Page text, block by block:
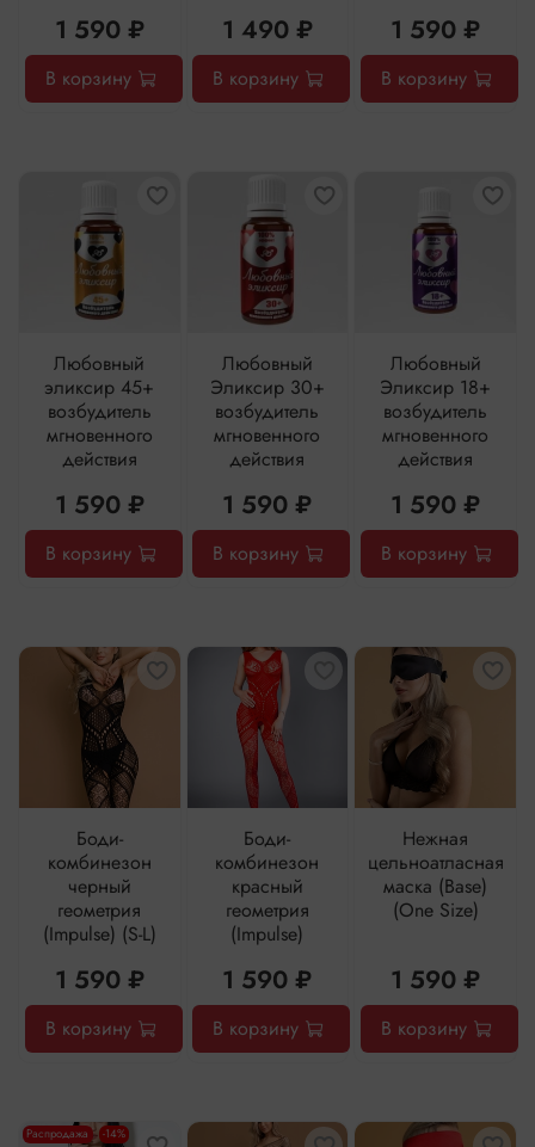
1 590 ₽
В корзину
1 490 ₽
В корзину
1 590 ₽
В корзину
Любовный
эликсир 45+
возбудитель
мгновенного
действия
1 590 ₽
В корзину
Любовный
Эликсир 30+
возбудитель
мгновенного
действия
1 590 ₽
В корзину
Любовный
Эликсир 18+
возбудитель
мгновенного
действия
1 590 ₽
В корзину
Боди-
комбинезон
черный
геометрия
(Impulse) (S-L)
1 590 ₽
В корзину
Боди-
комбинезон
красный
геометрия
(Impulse)
1 590 ₽
В корзину
Нежная
цельноатласная
маска (Base)
(One Size)
1 590 ₽
В корзину
Распродажа -14%